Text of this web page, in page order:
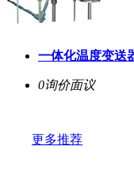
一体化温度变送
0询价面议
更多推荐